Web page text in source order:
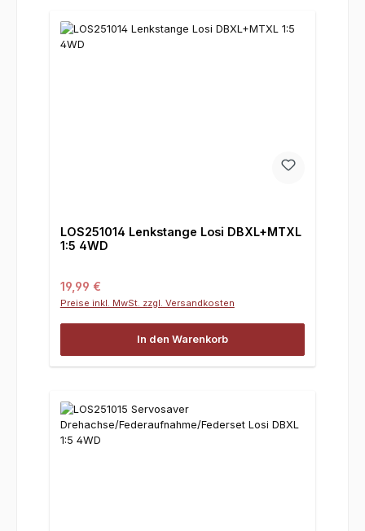
LOS251014 Lenkstange Losi DBXL+MTXL
1:5 4WD
Regulärer Preis:
19,99 €
Preise inkl. MwSt. zzgl. Versandkosten
In den Warenkorb